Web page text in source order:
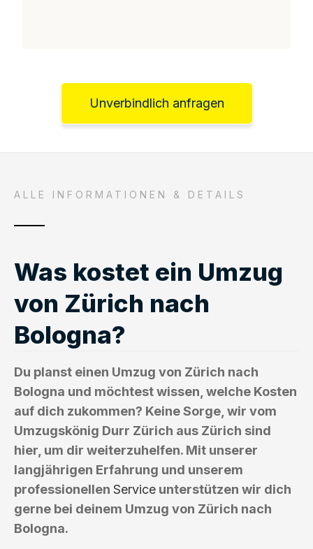
Unverbindlich anfragen
ALLE INFORMATIONEN & DETAILS
Was kostet ein Umzug
von Zürich nach
Bologna?
Du planst einen Umzug von Zürich nach
Bologna und möchtest wissen, welche Kosten
auf dich zukommen? Keine Sorge, wir vom
Umzugskönig Durr Zürich aus Zürich sind
hier, um dir weiterzuhelfen. Mit unserer
langjährigen Erfahrung und unserem
professionellen Service unterstützen wir dich
gerne bei deinem Umzug von Zürich nach
Bologna.